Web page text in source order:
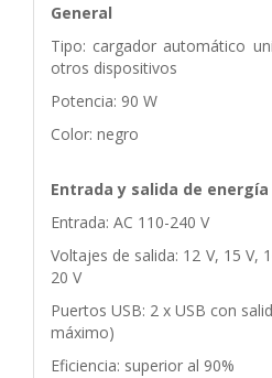
General
Tipo: cargador automático
otros dispositivos
Potencia: 90 W
Color: negro
Entrada y salida de energía
Entrada: AC 110-240 V
Voltajes de salida: 12 V, 15 V,
20 V
Puertos USB: 2 x USB con
máximo)
Eficiencia: superior al 90%